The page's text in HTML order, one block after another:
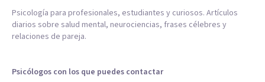
Psicología para profesionales, estudiantes y curiosos. Artículos
diarios sobre salud mental, neurociencias, frases célebres y
relaciones de pareja.
Psicólogos con los que puedes contactar